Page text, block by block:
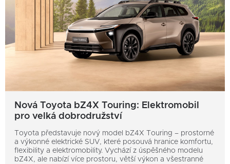
Nová Toyota bZ4X Touring: Elektromobil
pro velká dobrodružství
Toyota představuje nový model bZ4X Touring – prostorné
a výkonné elektrické SUV, které posouvá hranice komfortu,
flexibility a elektromobility. Vychází z úspěšného modelu
bZ4X, ale nabízí více prostoru, větší výkon a všestranné